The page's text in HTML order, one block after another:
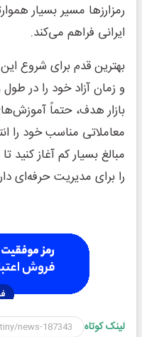
رمزارزها مسیر بسیار
ایرانی فراهم می‌کند.
بهترین قدم برای شروع
و زمان آزاد خود را در
بازار هدف، حتماً
معاملاتی مناسب خود را
مبالغ بسیار کم آغاز کنید
را برای مدیریت حرفه‌ای
لینک کوتاه